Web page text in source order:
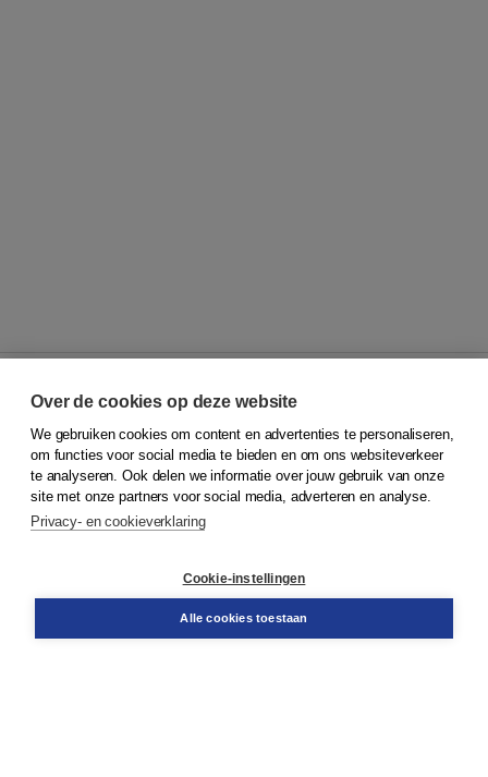
© 2026Koninklijke Boom uitgevers
Klantenservice
Service & informatie
Contact
Over de cookies op deze website
We gebruiken cookies om content en advertenties te personaliseren,
om functies voor social media te bieden en om ons websiteverkeer
te analyseren. Ook delen we informatie over jouw gebruik van onze
site met onze partners voor social media, adverteren en analyse.
Privacy- en cookieverklaring
Cookie-instellingen
Alle cookies toestaan